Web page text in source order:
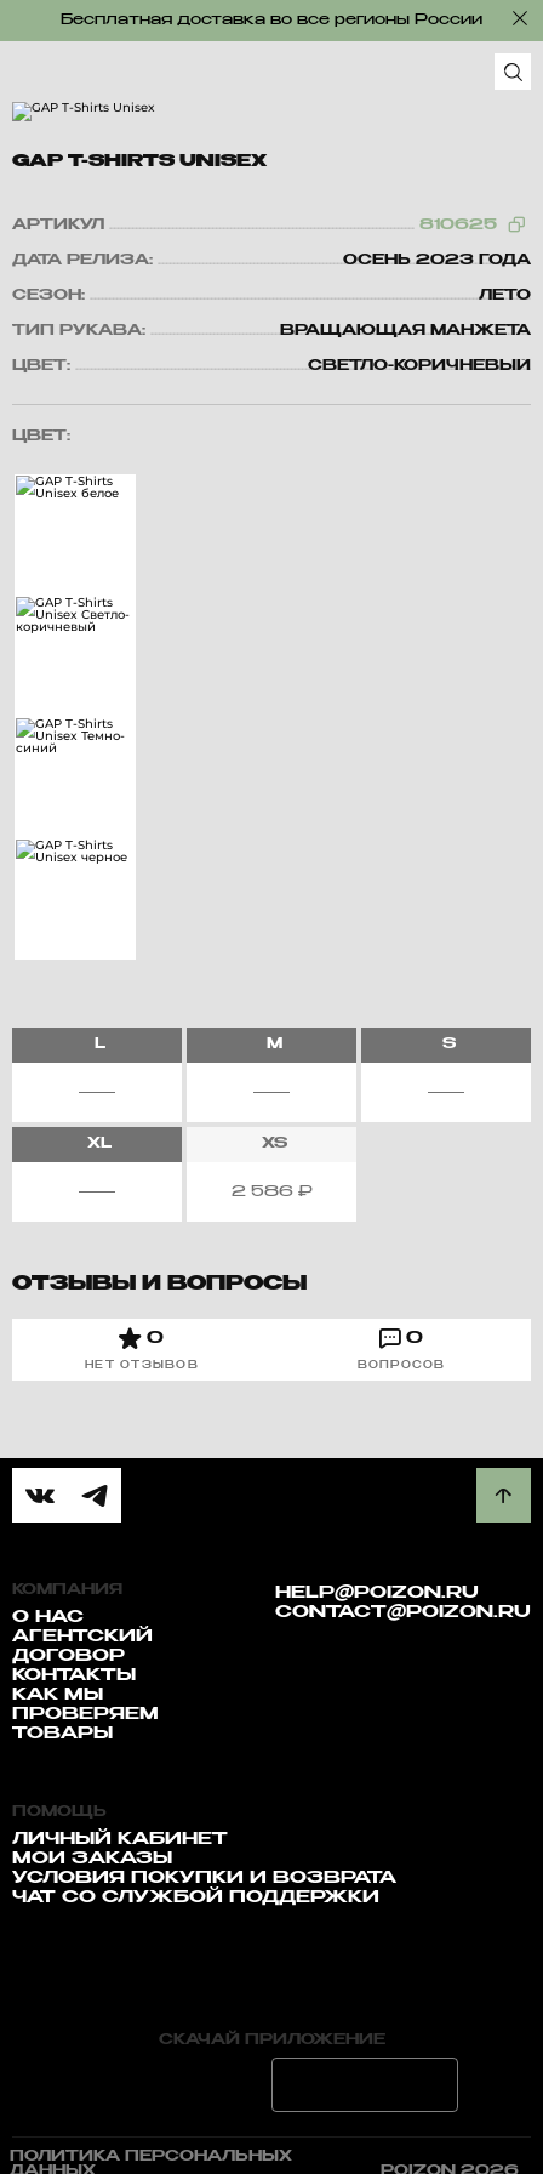
Бесплатная доставка во все регионы России
GAP T-SHIRTS UNISEX
АРТИКУЛ 810625
ДАТА РЕЛИЗА: ОСЕНЬ 2023 ГОДА
СЕЗОН: ЛЕТО
ТИП РУКАВА: ВРАЩАЮЩАЯ МАНЖЕТА
ЦВЕТ: СВЕТЛО-КОРИЧНЕВЫЙ
ЦВЕТ:
L M S
XL XS
2 586 ₽
ОТЗЫВЫ И ВОПРОСЫ
0
НЕТ ОТЗЫВОВ
0
ВОПРОСОВ
КОМПАНИЯ
О НАС
АГЕНТСКИЙ
ДОГОВОР
КОНТАКТЫ
КАК МЫ
ПРОВЕРЯЕМ
ТОВАРЫ
HELP@POIZON.RU
CONTACT@POIZON.RU
ПОМОЩЬ
ЛИЧНЫЙ КАБИНЕТ
МОИ ЗАКАЗЫ
УСЛОВИЯ ПОКУПКИ И ВОЗВРАТА
ЧАТ СО СЛУЖБОЙ ПОДДЕРЖКИ
СКАЧАЙ ПРИЛОЖЕНИЕ
ПОЛИТИКА ПЕРСОНАЛЬНЫХ